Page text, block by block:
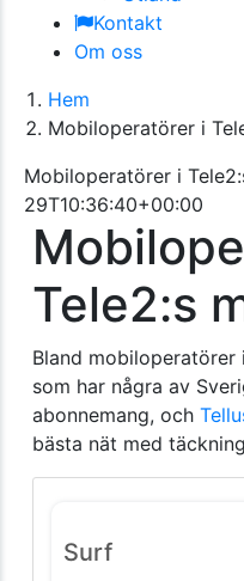
Kontakt
Om oss
Hem
Mobiloperatörer i
Mobiloperatörer i
29T10:36:40+00:00
Tele2:s
Bland mobiloperatörer
som har några av
abonnemang, och
bästa nät med
Surf